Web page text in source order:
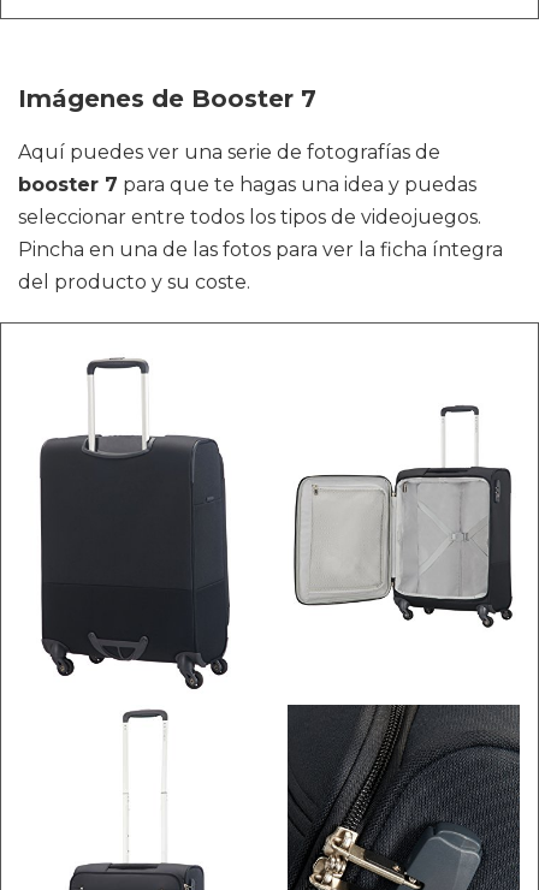
Imágenes de Booster 7
Aquí puedes ver una serie de fotografías de
booster 7 para que te hagas una idea y puedas
seleccionar entre todos los tipos de videojuegos.
Pincha en una de las fotos para ver la ficha íntegra
del producto y su coste.